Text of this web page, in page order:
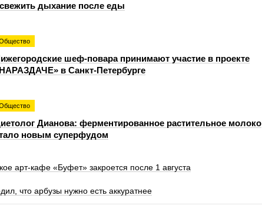
дыхание после еды
шеф-повара принимают участие в проекте
в Санкт-Петербурге
Дианова: ферментированное растительное молоко
новым суперфудом
арт-кафе «Буфет» закроется после 1 августа
что арбузы нужно есть аккуратнее